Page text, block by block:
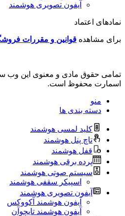
آیفون تصویری هوشمند
نمادهای اعتماد
برای مشاهده قوانین و مقررات
تمامی حقوق مادی و معنوی این وب
اسمارت محفوظ است.
منو
دسته بندی ها
کلید لمسی هوشمند
تاچ پنل هوشمند
قفل هوشمند
پرده برقی هوشمند
سیستم صوتی هوشمند
اسپیکر سقفی هوشمند
آیفون تصویری هوشمند
آیفون هوشمند آکووکس
آیفون هوشمند تایچوآن